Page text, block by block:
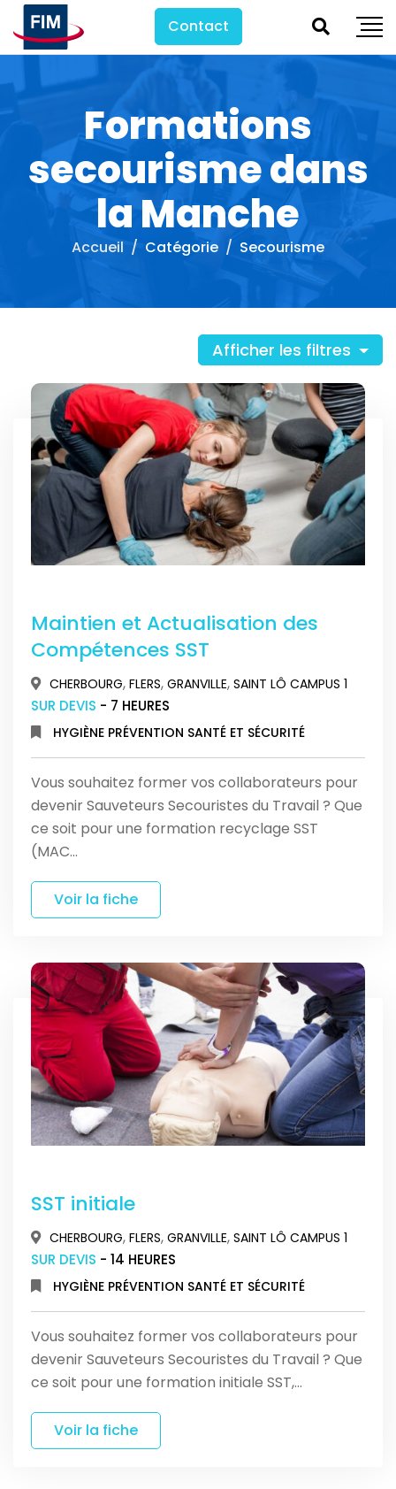
Contact
Formations
secourisme dans
la Manche
Accueil Catégorie Secourisme
Afficher les filtres
Maintien et Actualisation des
Compétences SST
CHERBOURG, FLERS, GRANVILLE, SAINT LÔ CAMPUS 1
SUR DEVIS - 7 HEURES
HYGIÈNE PRÉVENTION SANTÉ ET SÉCURITÉ
Vous souhaitez former vos collaborateurs pour
devenir Sauveteurs Secouristes du Travail ? Que
ce soit pour une formation recyclage SST
(MAC…
Voir la fiche
SST initiale
CHERBOURG, FLERS, GRANVILLE, SAINT LÔ CAMPUS 1
SUR DEVIS - 14 HEURES
HYGIÈNE PRÉVENTION SANTÉ ET SÉCURITÉ
Vous souhaitez former vos collaborateurs pour
devenir Sauveteurs Secouristes du Travail ? Que
ce soit pour une formation initiale SST,…
Voir la fiche